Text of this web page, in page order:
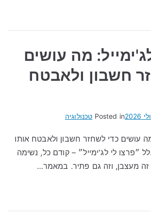
מה עושים
חשבון ולאבטח
Posted in טכנולוגיה
מה עושים כדי לשחזר חשבון ולאבטח אותו
״פרצו לי לג'ימייל״ – קודם כל, נשימה
זה מעצבן, וזה גם פתיר. במאמר…